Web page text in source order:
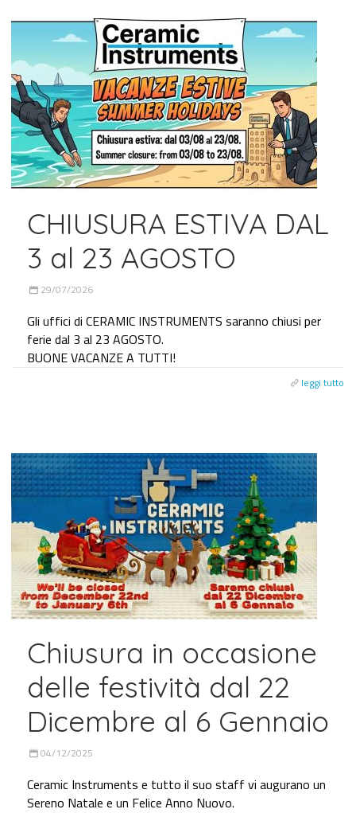
CHIUSURA ESTIVA DAL
3 al 23 AGOSTO
29/07/2026
Gli uffici di CERAMIC INSTRUMENTS saranno chiusi per
ferie dal 3 al 23 AGOSTO.
BUONE VACANZE A TUTTI!
leggi tutto
Chiusura in occasione
delle festività dal 22
Dicembre al 6 Gennaio
04/12/2025
Ceramic Instruments e tutto il suo staff vi augurano un
Sereno Natale e un Felice Anno Nuovo.